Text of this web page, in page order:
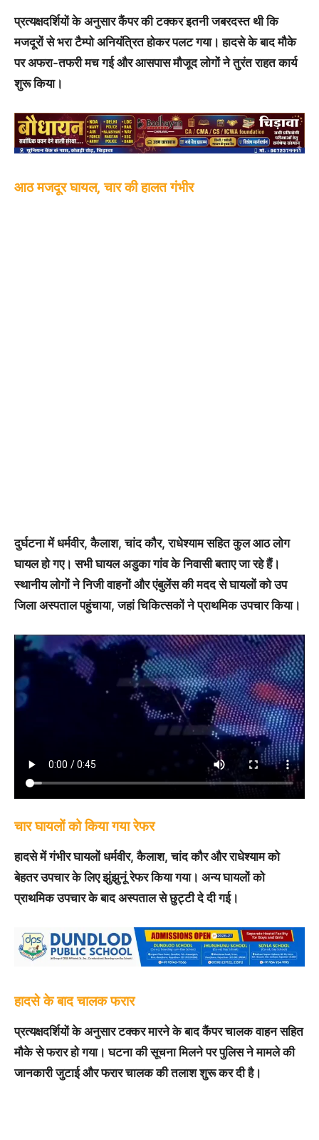
प्रत्यक्षदर्शियों के अनुसार कैंपर की टक्कर इतनी जबरदस्त थी कि
मजदूरों से भरा टैम्पो अनियंत्रित होकर पलट गया। हादसे के बाद मौके
पर अफरा-तफरी मच गई और आसपास मौजूद लोगों ने तुरंत राहत कार्य
शुरू किया।
आठ मजदूर घायल, चार की हालत गंभीर
दुर्घटना में धर्मवीर, कैलाश, चांद कौर, राधेश्याम सहित कुल आठ लोग
घायल हो गए। सभी घायल अडुका गांव के निवासी बताए जा रहे हैं।
स्थानीय लोगों ने निजी वाहनों और एंबुलेंस की मदद से घायलों को उप
जिला अस्पताल पहुंचाया, जहां चिकित्सकों ने प्राथमिक उपचार किया।
चार घायलों को किया गया रेफर
हादसे में गंभीर घायलों धर्मवीर, कैलाश, चांद कौर और राधेश्याम को
बेहतर उपचार के लिए झुंझुनूं रेफर किया गया। अन्य घायलों को
प्राथमिक उपचार के बाद अस्पताल से छुट्टी दे दी गई।
हादसे के बाद चालक फरार
प्रत्यक्षदर्शियों के अनुसार टक्कर मारने के बाद कैंपर चालक वाहन सहित
मौके से फरार हो गया। घटना की सूचना मिलने पर पुलिस ने मामले की
जानकारी जुटाई और फरार चालक की तलाश शुरू कर दी है।